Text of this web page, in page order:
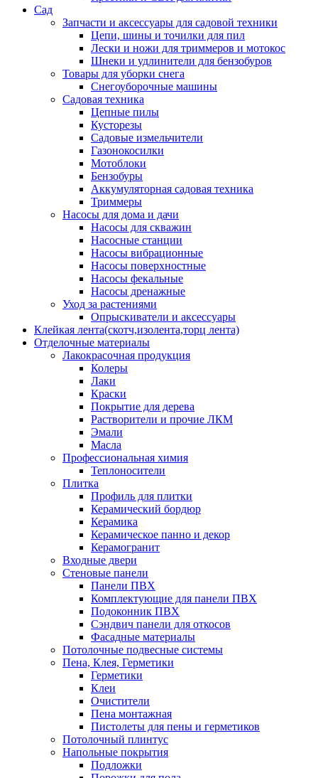
Сад
Запчасти и аксессуары для садовой техники
Цепи, шины и точилки для пил
Лески и ножи для триммеров и мотокос
Шнеки и удлинители для бензобуров
Товары для уборки снега
Снегоуборочные машины
Садовая техника
Цепные пилы
Кусторезы
Садовые измельчители
Газонокосилки
Мотоблоки
Бензобуры
Аккумуляторная садовая техника
Триммеры
Насосы для дома и дачи
Насосы для скважин
Насосные станции
Насосы вибрационные
Насосы поверхностные
Насосы фекальные
Насосы дренажные
Уход за растениями
Опрыскиватели и аксессуары
Клейкая лента(скотч,изолента,торц лента)
Отделочные материалы
Лакокрасочная продукция
Колеры
Лаки
Краски
Покрытие для дерева
Растворители и прочие ЛКМ
Эмали
Масла
Профессиональная химия
Теплоносители
Плитка
Профиль для плитки
Керамический бордюр
Керамика
Керамическое панно и декор
Керамогранит
Входные двери
Стеновые панели
Панели ПВХ
Комплектующие для панели ПВХ
Подоконник ПВХ
Сэндвич панели для откосов
Фасадные материалы
Потолочные подвесные системы
Пена, Клея, Герметики
Герметики
Клеи
Очистители
Пена монтажная
Пистолеты для пены и герметиков
Потолочный плинтус
Напольные покрытия
Подложки